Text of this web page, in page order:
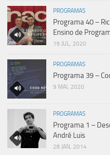
PROGRAMAS
Programa 40 –
Ensino de
19 JUL, 2020
PROGRAMAS
Programa 39 –
9 MAI, 2020
PROGRAMAS
Programa 1 –
André Luis
28 JAN, 2014